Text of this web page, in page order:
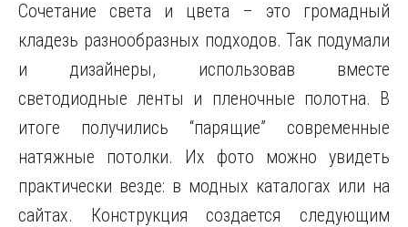
Сочетание света и цвета – это громадный
кладезь разнообразных подходов. Так подумали
и дизайнеры, использовав вместе
светодиодные ленты и пленочные полотна. В
итоге получились “парящие” современные
натяжные потолки. Их фото можно увидеть
практически везде: в модных каталогах или на
сайтах. Конструкция создается следующим